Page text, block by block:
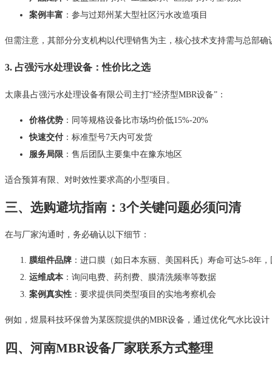
案例丰富 ：参与过郑州某大型社区污水改造项目
但需注意，其部分分支机构以代理销售为主，核心技术支持需与总部确
3. 占强污水处理设备：性价比之选
太康县占强污水处理设备有限公司主打“经济型MBR设备”：
价格优势 ：同等规格设备比市场均价低15%-20%
快速交付 ：标准型号7天内可发货
服务局限 ：售后团队主要集中在豫东地区
适合预算有限、对时效性要求高的小型项目。
三、选购避坑指南：3个关键问题必须问清
在与厂家沟通时，务必确认以下细节：
膜组件品牌 ：进口膜（如日本东丽、美国科氏）寿命可达5-8年
运维成本 ：询问电费、药剂费、膜清洗频率等数据
案例真实性 ：要求提供同类型项目的实地考察机会
例如，煜晨科技环保曾为某医院提供的MBR设备，通过优化气水比设
四、河南MBR设备厂家联系方式整理